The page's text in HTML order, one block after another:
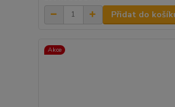
Přidat do
Akce